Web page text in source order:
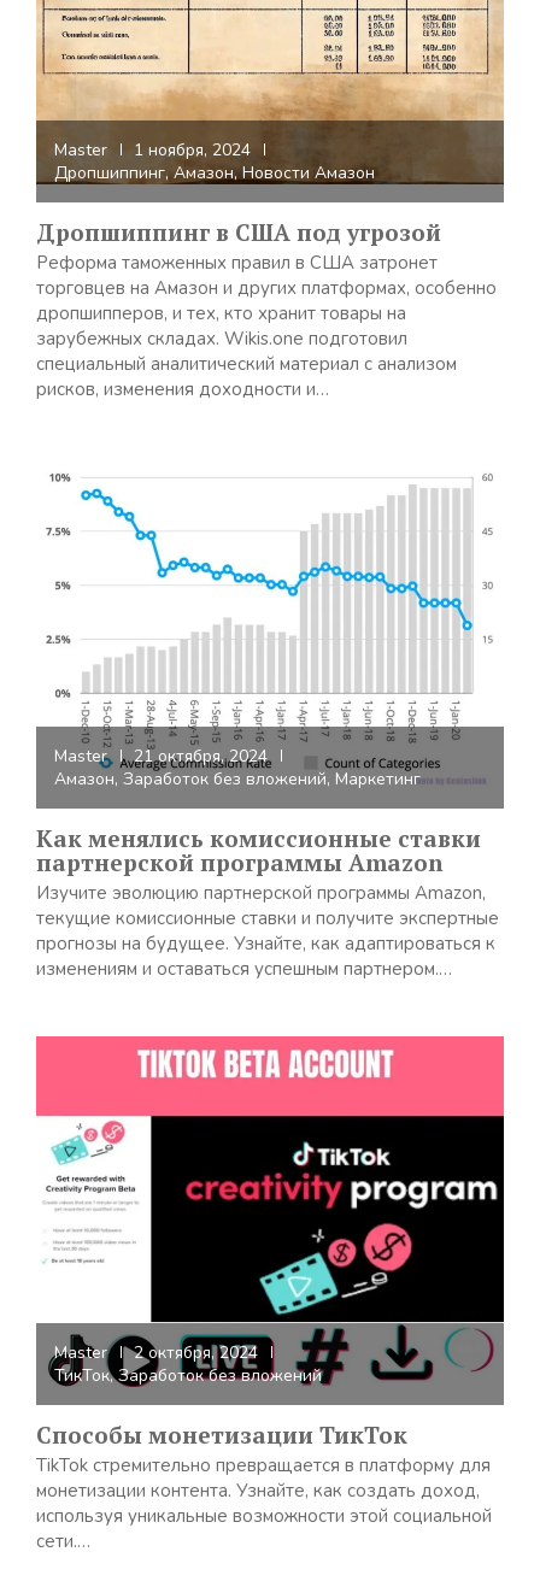
Master
1 ноября, 2024
Дропшиппинг, Амазон,Новости Амазон
Дропшиппинг в США под угрозой
Реформа таможенных правил в США затронет
торговцев на Амазон и других платформах, особенно
дропшипперов, и тех, кто хранит товары на
зарубежных складах. Wikis.one подготовил
специальный аналитический материал с анализом
рисков, изменения доходности и…
Master
21 октября, 2024
Амазон, Заработок без вложений, Маркетинг
Как менялись комиссионные ставки
партнерской программы Amazon
Изучите эволюцию партнерской программы Amazon,
текущие комиссионные ставки и получите экспертные
прогнозы на будущее. Узнайте, как адаптироваться к
изменениям и оставаться успешным партнером.…
Master
2 октября, 2024
ТикТок,Заработок без вложений
Способы монетизации ТикТок
TikTok стремительно превращается в платформу для
монетизации контента. Узнайте, как создать доход,
используя уникальные возможности этой социальной
сети.…